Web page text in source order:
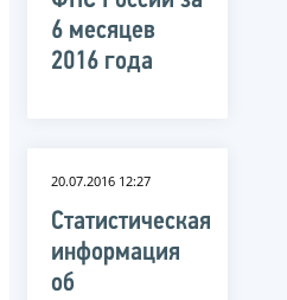
6 месяцев
2016 года
20.07.2016 12:27
Статистическая
информация
об